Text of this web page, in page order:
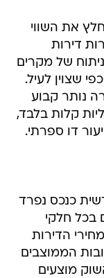
את השווי
דירות
של מקרים
שצוין לעיל.
נותר קבוע
קלות בלבד,
דו ספרתי.
כנכס נפרד
בכל חלקי
הדירות
הממוצבים
מוצעים